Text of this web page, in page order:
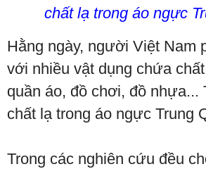
chất lạ trong áo ngực
Hằng ngày, người Việt Nam
với nhiều vật dụng chứa
quần áo, đồ chơi, đồ nhựa...
chất lạ trong áo ngực Trung
Trong các nghiên cứu đều